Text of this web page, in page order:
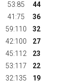
53:85
44
41:75
36
59:110
32
42:100
27
45:112
23
53:117
22
32:135
19